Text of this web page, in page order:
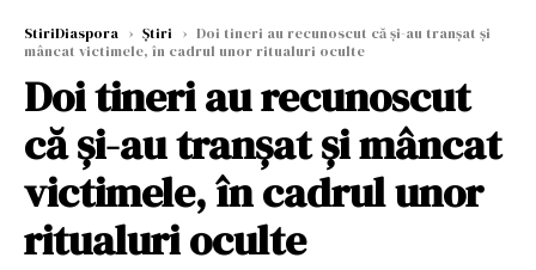
StiriDiaspora › Știri › Doi tineri au recunoscut că și-au tranșat și
mâncat victimele, în cadrul unor ritualuri oculte
Doi tineri au recunoscut
că și-au tranșat și mâncat
victimele, în cadrul unor
ritualuri oculte